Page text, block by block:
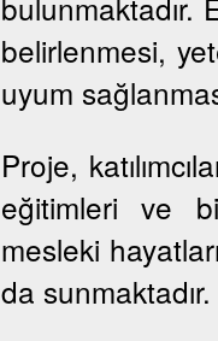
belirlenmesi,
uyum
Proje,
eğitimleri ve
mesleki
da sunmaktadır.